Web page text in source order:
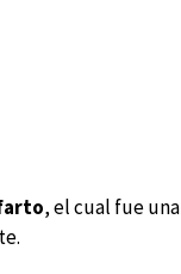
, el cual fue una